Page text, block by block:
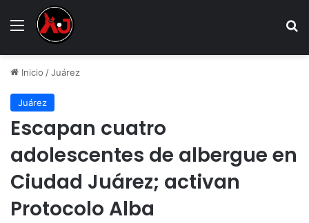
Menu
Inicio /Juárez
Juárez
Escapan cuatro
adolescentes de albergue en
Ciudad Juárez; activan
Protocolo Alba